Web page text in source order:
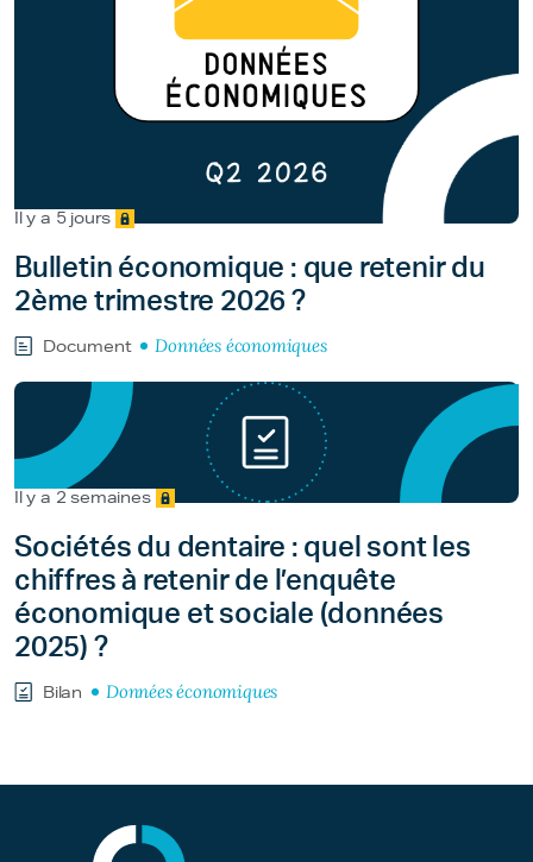
Il y a 5 jours
Bulletin économique : que retenir du
2ème trimestre 2026 ?
Document Données économiques
Il y a 2 semaines
Sociétés du dentaire : quel sont les
chiffres à retenir de l’enquête
économique et sociale (données
2025) ?
Bilan Données économiques